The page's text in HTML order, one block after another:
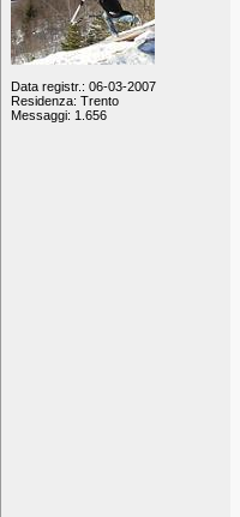
Data registr.: 06-03-2007
Residenza: Trento
Messaggi: 1.656